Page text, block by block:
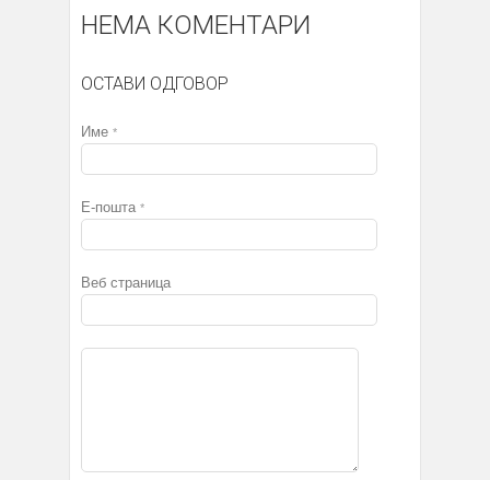
НЕМА КОМЕНТАРИ
ОСТАВИ ОДГОВОР
Име *
Е-пошта *
Веб страница